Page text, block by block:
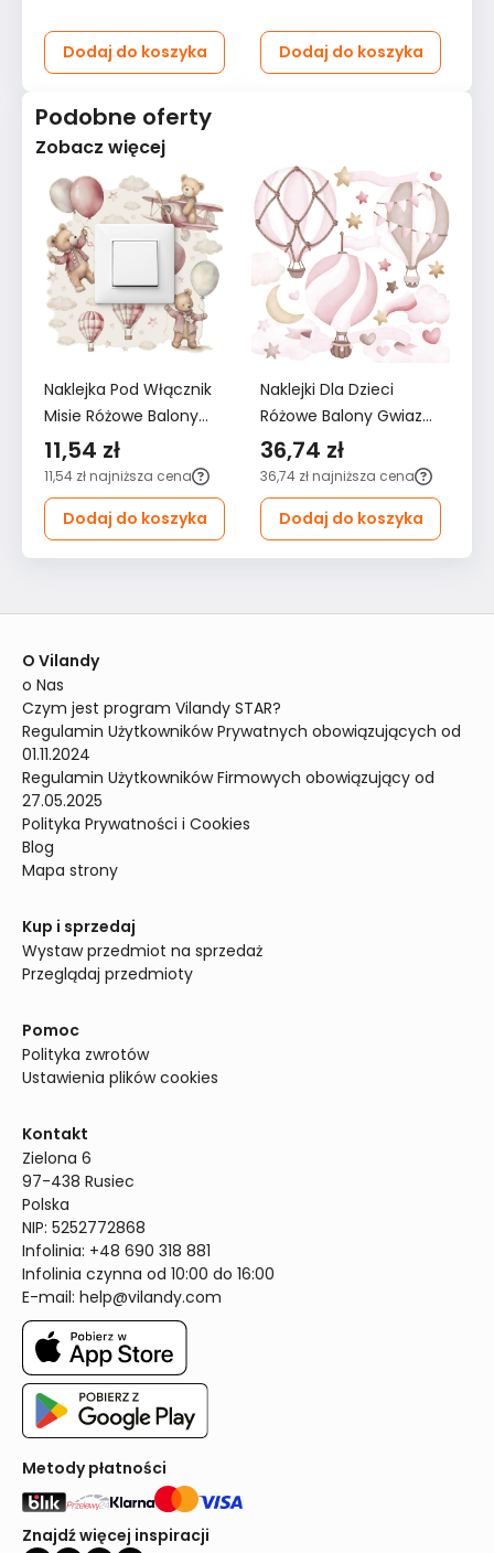
Dodaj do koszyka Dodaj do koszyka
Podobne oferty
Zobacz więcej
Naklejka Pod Włącznik
Misie Różowe Balony
Chmurki 20x20
Gwiazdki Boho Dla
Dzieci
11,54 zł
11,54 zł najniższa cena
Dodaj do koszyka
Naklejki Dla Dzieci
Różowe Balony Gwiazdy
60x30 Serduszka Styl
ZESTAW
36,74 zł
36,74 zł najniższa cena
Dodaj do koszyka
O Vilandy
o Nas
Czym jest program Vilandy STAR?
Regulamin Użytkowników Prywatnych obowiązujących od
01.11.2024
Regulamin Użytkowników Firmowych obowiązujący od
27.05.2025
Polityka Prywatności i Cookies
Blog
Mapa strony
Kup i sprzedaj
Wystaw przedmiot na sprzedaż
Przeglądaj przedmioty
Pomoc
Polityka zwrotów
Ustawienia plików cookies
Kontakt
Zielona 6
97-438 Rusiec
Polska
NIP: 5252772868
Infolinia: +48 690 318 881
Infolinia czynna od 10:00 do 16:00
E-mail: help@vilandy.com
Metody płatności
Znajdź więcej inspiracji